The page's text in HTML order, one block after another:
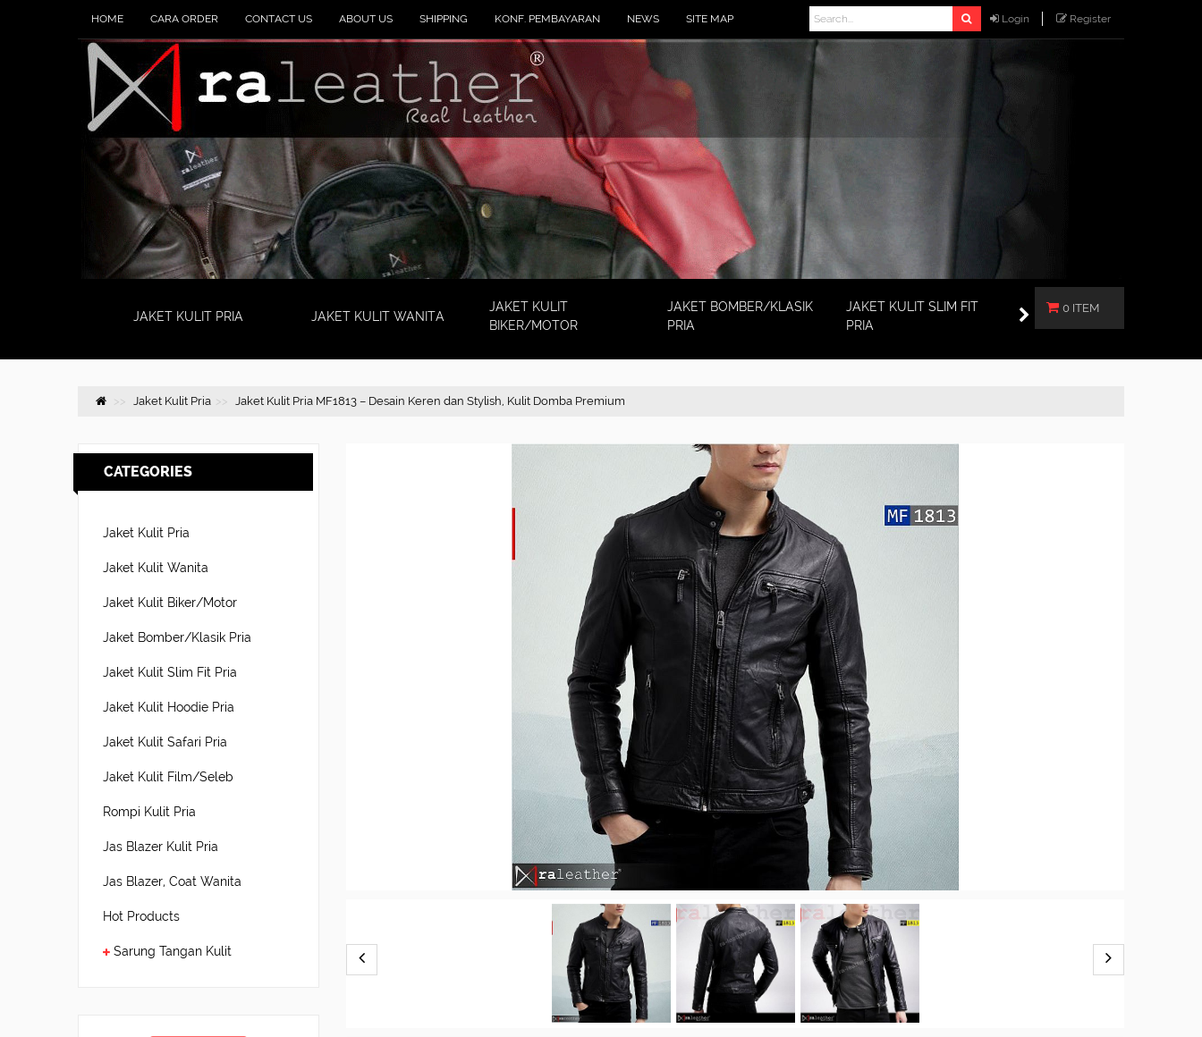
Login Register
HOME CARA ORDER CONTACT US ABOUT US SHIPPING KONF. PEMBAYARAN NEWS SITE MAP
0 ITEM
JAKET KULIT PRIA JAKET KULIT WANITA
JAKET KULIT
BIKER/MOTOR
JAKET BOMBER/KLASIK
PRIA
JAKET KULIT SLIM FIT
PRIA
Jaket Kulit Pria Jaket Kulit Pria MF1813 – Desain Keren dan Stylish, Kulit Domba Premium
CATEGORIES
Jaket Kulit Pria
Jaket Kulit Wanita
Jaket Kulit Biker/Motor
Jaket Bomber/Klasik Pria
Jaket Kulit Slim Fit Pria
Jaket Kulit Hoodie Pria
Jaket Kulit Safari Pria
Jaket Kulit Film/Seleb
Rompi Kulit Pria
Jas Blazer Kulit Pria
Jas Blazer, Coat Wanita
Hot Products
Sarung Tangan Kulit